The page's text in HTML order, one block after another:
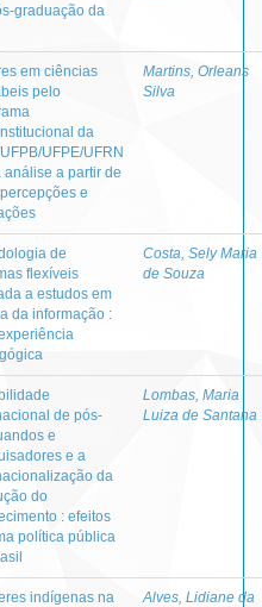
graduação da
em ciências
pelo
da
UFPE/UFRN
análise a partir de
e
Martins, Orleans
Silva
de
flexíveis
a estudos em
da informação :
Costa, Sely Maria
de Souza
de pós-
e
e a
da
do
: efeitos
política pública
Lombas, Maria
Luiza de Santana
indígenas na
Alves, Lidiane da